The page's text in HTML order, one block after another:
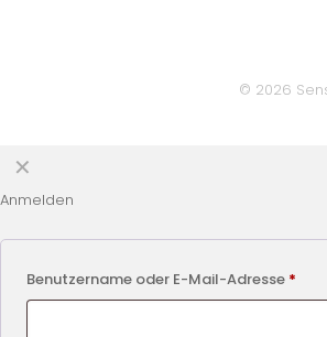
© 2026
✕
Anmelden
Benutzername oder E-Mail-Adresse *